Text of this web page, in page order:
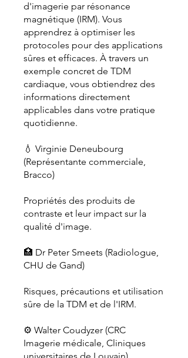
d'imagerie par résonance
magnétique (IRM). Vous
apprendrez à optimiser les
protocoles pour des applications
sûres et efficaces. À travers un
exemple concret de TDM
cardiaque, vous obtiendrez des
informations directement
applicables dans votre pratique
quotidienne.
💧 Virginie Deneubourg
(Représentante commerciale,
Bracco)
Propriétés des produits de
contraste et leur impact sur la
qualité d'image.
🏥 Dr Peter Smeets (Radiologue,
CHU de Gand)
Risques, précautions et utilisation
sûre de la TDM et de l'IRM.
⚙️ Walter Coudyzer (CRC
Imagerie médicale, Cliniques